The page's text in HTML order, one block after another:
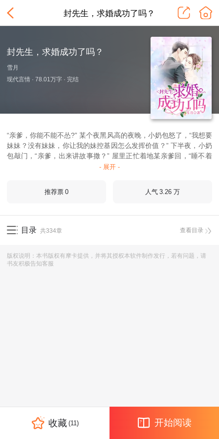
封先生，求婚成功了吗？
封先生，求婚成功了吗？
雪月
现代言情 · 78.01万字 · 完结
“亲爹，你能不能不怂?” 某个夜黑风高的夜晚，小奶包怒了，“我想要
妹妹？没有妹妹，你让我的妹控基因怎么发挥价值？” 下半夜，小奶
包敲门，“亲爹，出来讲故事撒？” 屋里正忙着地某亲爹回，“睡不着
去书房背诵《封氏要略》，明天抽查。” 小奶包泪流满面的捧着比新
- 展开 -
推荐票 0 人气 3.26 万
目录 共334章 查看目录
版权说明：本书版权有摩卡提供，并将其授权本软件制作发行，若有问题，请
书友积极告知客服
收藏 (11) 开始阅读